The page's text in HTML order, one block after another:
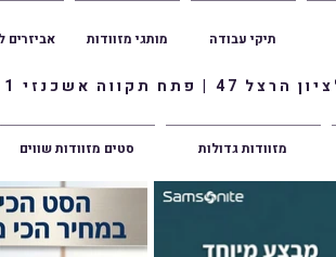
אביזרים מותגי מזוודות תיקי עבודה
סטים מזוודות שווים מזוודות גדולות